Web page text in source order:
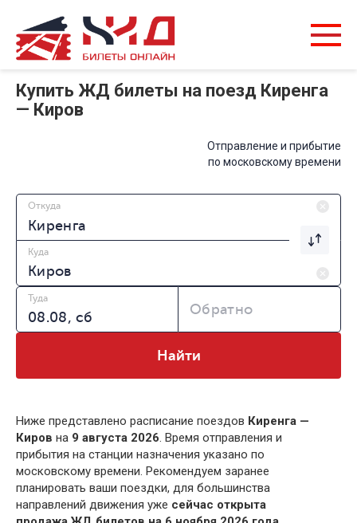
Купить ЖД билеты на поезд Киренга
— Киров
Отправление и прибытие
по московскому времени
Откуда
Куда
Туда
Обратно
Найти
Ниже представлено расписание поездов Киренга —
Киров на 9 августа 2026. Время отправления и
прибытия на станции назначения указано по
московскому времени. Рекомендуем заранее
планировать ваши поездки, для большинства
направлений движения уже сейчас открыта